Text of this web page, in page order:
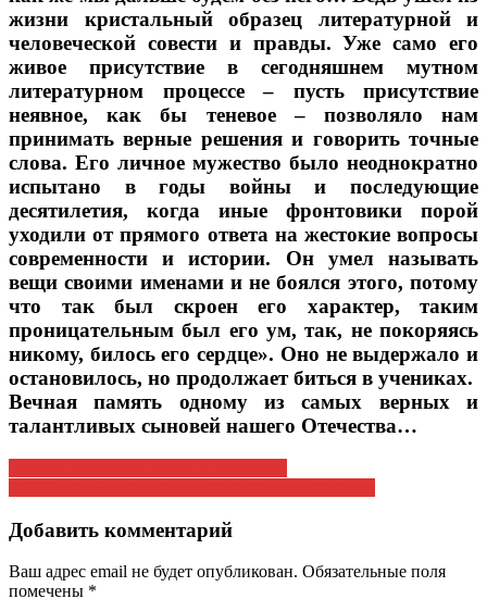
жизни кристальный образец литературной и
человеческой совести и правды. Уже само его
живое присутствие в сегодняшнем мутном
литературном процессе – пусть присутствие
неявное, как бы теневое – позволяло нам
принимать верные решения и говорить точные
слова. Его личное мужество было неоднократно
испытано в годы войны и последующие
десятилетия, когда иные фронтовики порой
уходили от прямого ответа на жестокие вопросы
современности и истории. Он умел называть
вещи своими именами и не боялся этого, потому
что так был скроен его характер, таким
проницательным был его ум, так, не покоряясь
никому, билось его сердце». Оно не выдержало и
остановилось, но продолжает биться в учениках.
Вечная память одному из самых верных и
талантливых сыновей нашего Отечества…
Навигация
по
записям
Добавить комментарий
Ваш адрес email не будет опубликован. Обязательные поля
помечены *